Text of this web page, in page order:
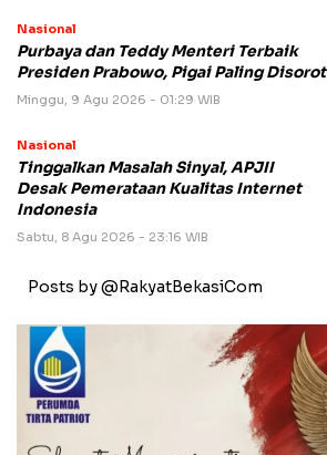
Nasional
Purbaya dan Teddy Menteri Terbaik
Presiden Prabowo, Pigai Paling Disorot
Minggu, 9 Agu 2026 - 01:29 WIB
Nasional
Tinggalkan Masalah Sinyal, APJII
Desak Pemerataan Kualitas Internet
Indonesia
Sabtu, 8 Agu 2026 - 23:16 WIB
Posts by @RakyatBekasiCom